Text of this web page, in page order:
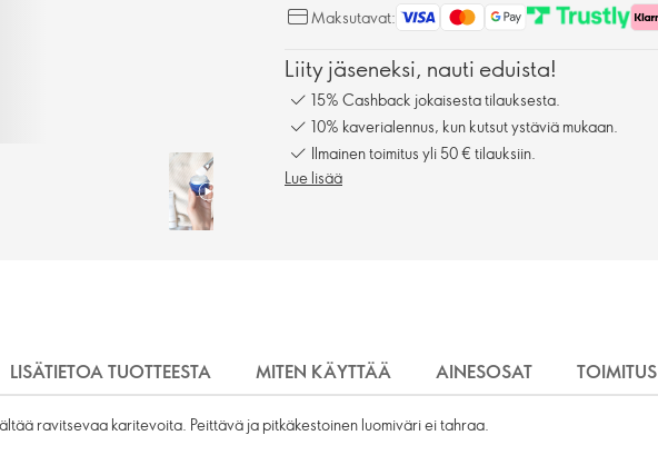
Maksutavat:
Liity jäseneksi, nauti eduista!
15% Cashback jokaisesta tilauksesta.
10% kaverialennus, kun kutsut ystäviä mukaan.
Ilmainen toimitus yli 50 € tilauksiin.
Lue lisää
LISÄTIETOA TUOTTEESTA MITEN KÄYTTÄÄ AINESOSAT TOIMITUS
ravitsevaa karitevoita. Peittävä ja pitkäkestoinen luomiväri ei tahraa.